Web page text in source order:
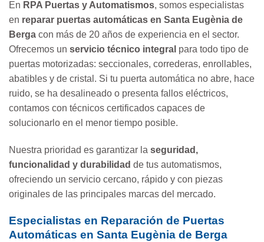
En RPA Puertas y Automatismos, somos especialistas
en reparar puertas automáticas en Santa Eugènia de
Berga con más de 20 años de experiencia en el sector.
Ofrecemos un servicio técnico integral para todo tipo de
puertas motorizadas: seccionales, correderas, enrollables,
abatibles y de cristal. Si tu puerta automática no abre, hace
ruido, se ha desalineado o presenta fallos eléctricos,
contamos con técnicos certificados capaces de
solucionarlo en el menor tiempo posible.
Nuestra prioridad es garantizar la seguridad,
funcionalidad y durabilidad de tus automatismos,
ofreciendo un servicio cercano, rápido y con piezas
originales de las principales marcas del mercado.
Especialistas en Reparación de Puertas
Automáticas en Santa Eugènia de Berga